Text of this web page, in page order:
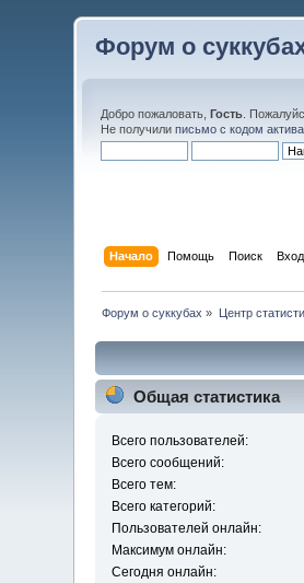
Форум о
Добро пожаловать,Гость .
Не получилиписьмо с кодом
Начало Помощь Поиск Вход
Форум о суккубах » Центр
Общая статистика
Всего пользователей:
Всего сообщений:
Всего тем:
Всего категорий:
Пользователей онлайн:
Максимум онлайн:
Сегодня онлайн: